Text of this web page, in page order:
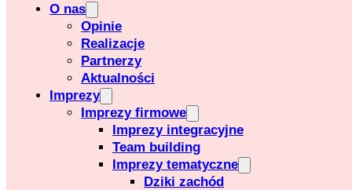
O nas
Opinie
Realizacje
Partnerzy
Aktualności
Imprezy
Imprezy firmowe
Imprezy integracyjne
Team building
Imprezy tematyczne
Dziki zachód